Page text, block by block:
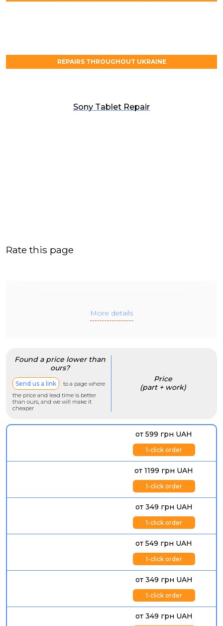
REPAIRS THROUGHOUT UKRAINE
Sony Tablet Repair
Rate this page
More details
Found a price lower than
ours?
Send us a link
to a page where
the price and lead time is better
than ours, and we will make it
cheaper
Price
(part + work)
от 599 грн UAH
1-click order
от 1199 грн UAH
1-click order
от 349 грн UAH
1-click order
от 549 грн UAH
1-click order
от 349 грн UAH
1-click order
от 349 грн UAH